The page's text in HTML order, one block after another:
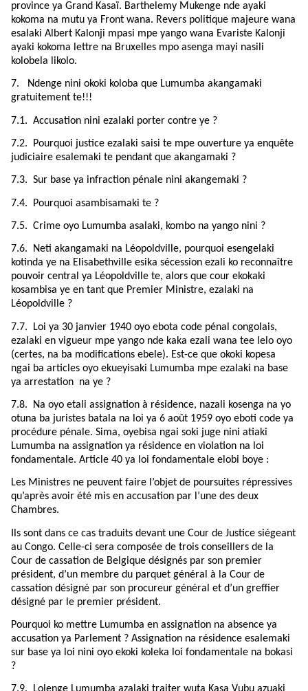
province ya Grand Kasaï. Barthelemy Mukenge nde ayaki
kokoma na mutu ya Front wana. Revers politique majeure wana
esalaki Albert Kalonji mpasi mpe yango wana Evariste Kalonji
ayaki kokoma lettre na Bruxelles mpo asenga mayi nasili
kolobela likolo.
7.
Ndenge nini okoki koloba que Lumumba akangamaki
gratuitement te!!!
7.1. Accusation nini ezalaki porter contre ye ?
7.2.
Pourquoi justice ezalaki saisi te mpe ouverture ya enquête
judiciaire esalemaki te pendant que akangamaki ?
7.3. Sur base ya infraction pénale nini akangemaki ?
7.4. Pourquoi asambisamaki te ?
7.5. Crime oyo Lumumba asalaki, kombo na yango nini ?
7.6.
Neti akangamaki na Léopoldville, pourquoi esengelaki
kotinda ye na Elisabethville esika sécession ezali ko reconnaître
pouvoir central ya Léopoldville te, alors que cour ekokaki
kosambisa ye en tant que Premier Ministre, ezalaki na
Léopoldville ?
7.7.
Loi ya 30 janvier 1940 oyo ebota code pénal congolais,
ezalaki en vigueur mpe yango nde kaka ezali wana tee lelo oyo
(certes, na ba modifications ebele). Est-ce que okoki kopesa
ngai ba articles oyo ekueyisaki Lumumba mpe ezalaki na base
ya arrestation na ye ?
7.8.
Na oyo etali assignation à résidence, nazali kosenga na yo
otuna ba juristes batala na loi ya 6 août 1959 oyo eboti code ya
procédure pénale. Sima, oyebisa ngai soki juge nini atiaki
Lumumba na assignation ya résidence en violation na loi
fondamentale. Article 40 ya loi fondamentale elobi boye :
Les Ministres ne peuvent faire l’objet de poursuites répressives
qu’après avoir été mis en accusation par l’une des deux
Chambres.
Ils sont dans ce cas traduits devant une Cour de Justice siégeant
au Congo. Celle-ci sera composée de trois conseillers de la
Cour de cassation de Belgique désignés par son premier
président, d’un membre du parquet général à la Cour de
cassation désigné par son procureur général et d’un greffier
désigné par le premier président.
Pourquoi ko mettre Lumumba en assignation na absence ya
accusation ya Parlement ? Assignation na résidence esalemaki
sur base ya loi nini oyo ekoki koleka loi fondamentale na bokasi
?